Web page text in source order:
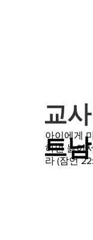
교
트
아이에게
하면 늙어
라 (잠언